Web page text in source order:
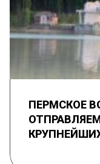
ПЕРМСКОЕ